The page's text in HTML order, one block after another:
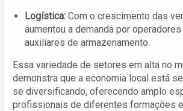
Logística: Com o crescimento das
aumentou a demanda por
auxiliares de armazenamento.
Essa variedade de setores em alta no
demonstra que a economia local está
se diversificando, oferecendo amplo
profissionais de diferentes formações